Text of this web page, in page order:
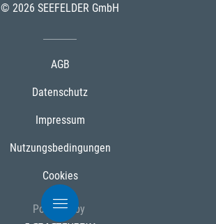
© 2026 SEEFELDER GmbH
AGB
Datenschutz
Impressum
Nutzungsbedingungen
Cookies
Powered by